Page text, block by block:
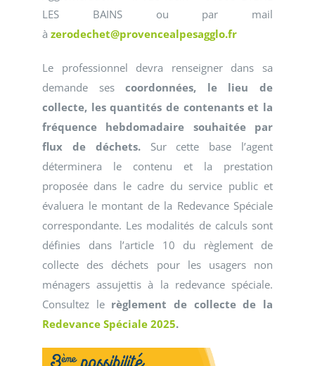
LES BAINS ou par mail
à zerodechet@provencealpesagglo.fr
Le professionnel devra renseigner dans sa
demande sescoordonnées, le lieu de
collecte, les quantités de contenants et la
fréquence hebdomadaire souhaitée par
flux de déchets.Sur cette base l’agent
déterminera le contenu et la prestation
proposée dans le cadre du service public et
évaluera le montant de la Redevance Spéciale
correspondante. Les modalités de calculs sont
définies dans l’article 10 du règlement de
collecte des déchets pour les usagers non
ménagers assujettis à la redevance spéciale.
Consultez le règlement de collecte de la
Redevance Spéciale 2025.